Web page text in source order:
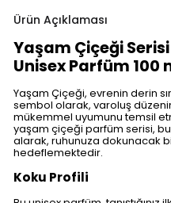
Ürün Açıklaması
Yaşam Çiçeği
Unisex Parfüm 100
Yaşam Çiçeği, evrenin derin
sembol olarak, varoluş
mükemmel uyumunu temsil
yaşam çiçeği parfüm serisi,
alarak, ruhunuza dokunacak
hedeflemektedir.
Koku Profili